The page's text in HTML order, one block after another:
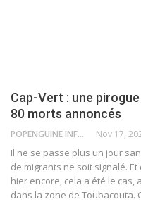
Cap-Vert : une
80 morts annoncés
POPENGUINE INFO Nov 17,
Il ne se passe plus un jour
de migrants ne soit signalé.
hier encore, cela a été le
dans la zone de Toubacouta.